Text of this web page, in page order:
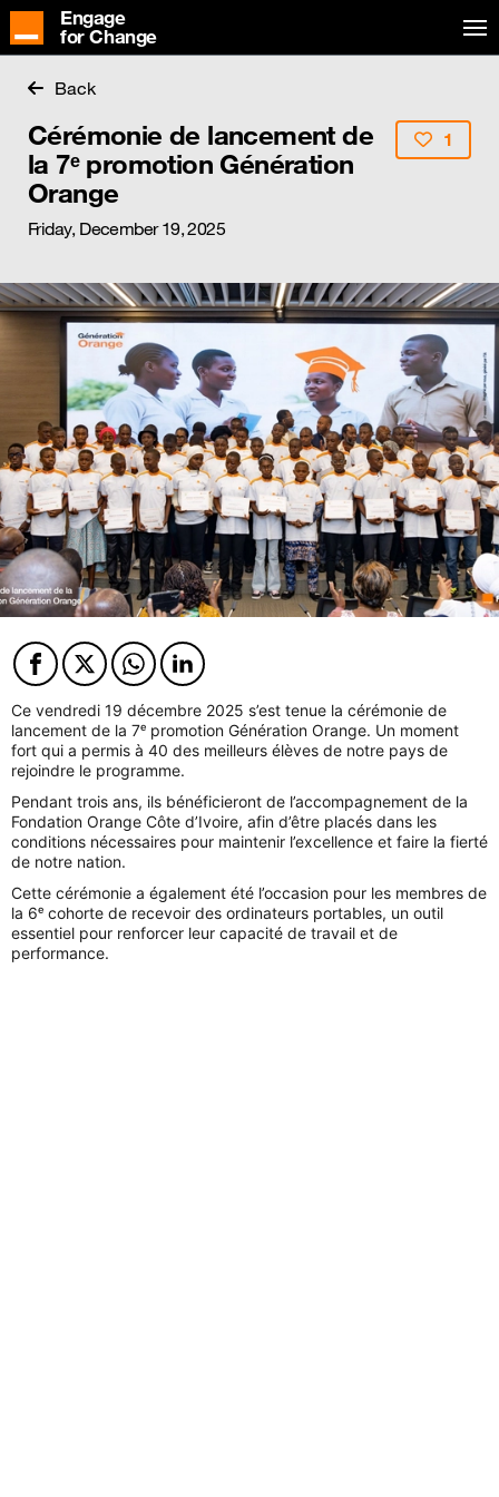
Engage
for Change
Back
Cérémonie de lancement de
la 7ᵉ promotion Génération
Orange
Friday, December 19, 2025
1
Facebook
TwitterTwitterTwitter
Ce vendredi 19 décembre 2025 s’est tenue la cérémonie de
lancement de la 7ᵉ promotion Génération Orange. Un moment
fort qui a permis à 40 des meilleurs élèves de notre pays de
rejoindre le programme.
Pendant trois ans, ils bénéficieront de l’accompagnement de la
Fondation Orange Côte d’Ivoire, afin d’être placés dans les
conditions nécessaires pour maintenir l’excellence et faire la fierté
de notre nation.
Cette cérémonie a également été l’occasion pour les membres de
la 6ᵉ cohorte de recevoir des ordinateurs portables, un outil
essentiel pour renforcer leur capacité de travail et de
performance.